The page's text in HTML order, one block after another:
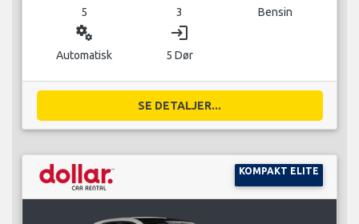
5 3 Bensin
miscellaneous_services
Automatisk
login
5 Dør
SE DETALJER...
KOMPAKT ELITE